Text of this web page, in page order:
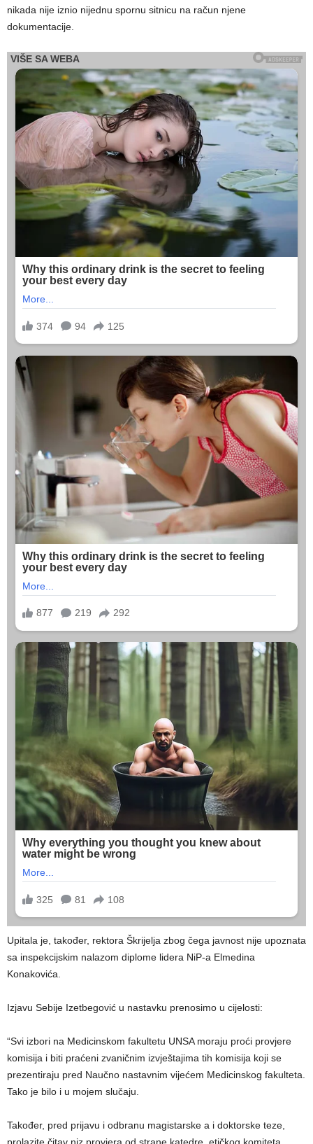
nikada nije iznio nijednu spornu sitnicu na račun njene
dokumentacije.
Upitala je, također, rektora Škrijelja zbog čega javnost nije upoznata
sa inspekcijskim nalazom diplome lidera NiP-a Elmedina
Konakovića.
Izjavu Sebije Izetbegović u nastavku prenosimo u cijelosti:
“Svi izbori na Medicinskom fakultetu UNSA moraju proći provjere
komisija i biti praćeni zvaničnim izvještajima tih komisija koji se
prezentiraju pred Naučno nastavnim vijećem Medicinskog fakulteta.
Tako je bilo i u mojem slučaju.
Također, pred prijavu i odbranu magistarske a i doktorske teze,
prolazite čitav niz provjera od strane katedre, etičkog komiteta,